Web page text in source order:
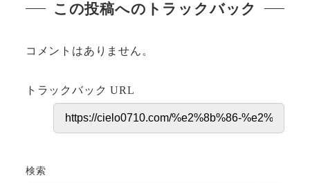
この投稿へのトラックバック
コメントはありません。
トラックバック URL
検索